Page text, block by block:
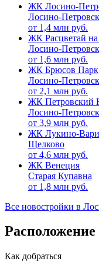
ЖК Лосино-
Лосино-
от 1,4 млн руб.
ЖК Расцветай
Лосино-
от 1,6 млн руб.
ЖК Брюсов Парк
Лосино-
от 2,1 млн руб.
ЖК Петровский
Лосино-
от 3,9 млн руб.
ЖК Лукино-
Щелково
от 4,6 млн руб.
ЖК Венеция
Старая Купавна
от 1,8 млн руб.
Все новостройки в
Расположение
Как добраться